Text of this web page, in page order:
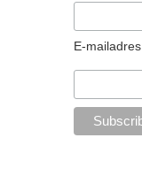
E-mailadres